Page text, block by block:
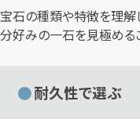
宝石の種類や特徴を理解
分好みの一石を見極める
耐久性で選ぶ